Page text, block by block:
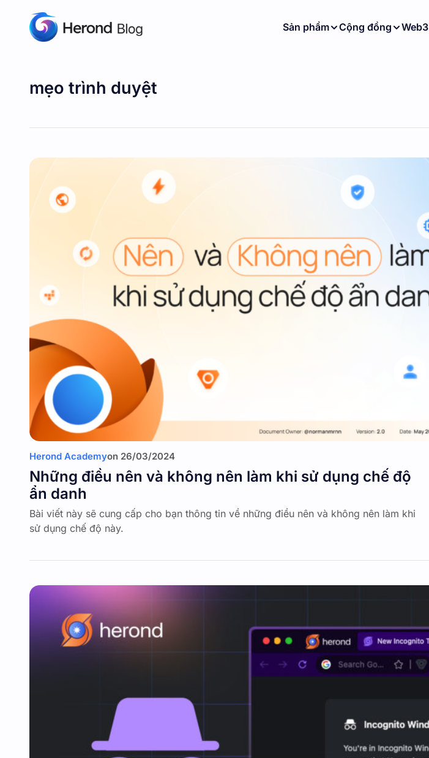
Sản phẩm Cộng đồng Web3
mẹo trình duyệt
Herond Academyon 26/03/2024
Những điều nên và không nên làm khi sử dụng chế độ
ẩn danh
Bài viết này sẽ cung cấp cho bạn thông tin về những điều nên và không nên làm khi
sử dụng chế độ này.